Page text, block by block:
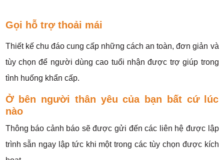
Gọi hỗ trợ thoải mái
Thiết kế chu đáo cung cấp những cách an toàn, đơn giản và
tùy chọn để người dùng cao tuổi nhận được trợ giúp trong
tình huống khẩn cấp.
Ở bên người thân yêu của bạn bất cứ lúc
nào
Thông báo cảnh báo sẽ được gửi đến các liên hệ được lập
trình sẵn ngay lập tức khi một trong các tùy chọn được kích